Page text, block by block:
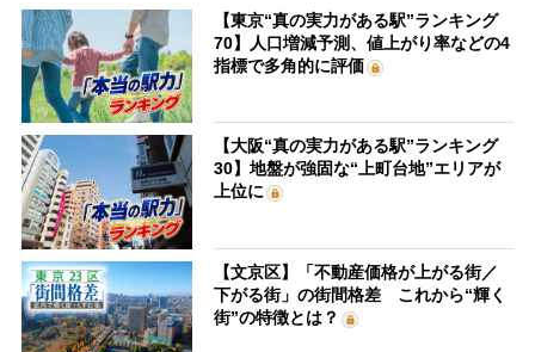
【東京“真の実力がある駅”ランキング
70】人口増減予測、値上がり率などの4
指標で多角的に評価
【大阪“真の実力がある駅”ランキング
30】地盤が強固な“上町台地”エリアが
上位に
【文京区】「不動産価格が上がる街／
下がる街」の街間格差 これから“輝く
街”の特徴とは？